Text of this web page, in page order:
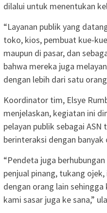
dilalui untuk menentukan
“Layanan publik yang
toko, kios, pembuat kue-
maupun di pasar, dan
bahwa mereka juga
dengan lebih dari satu
Koordinator tim, Elsye
menjelaskan, kegiatan ini
pelayan publik sebagai
berinteraksi dengan banyak
“Pendeta juga
penjual pinang, tukang
dengan orang lain
kami sasar juga ke sana,”